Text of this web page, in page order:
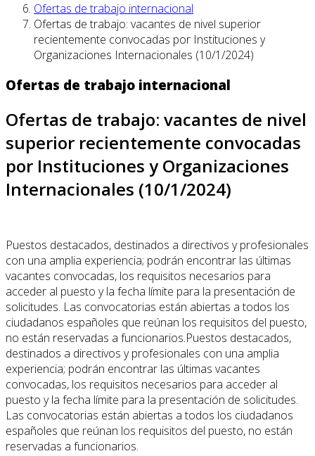
Ofertas de trabajo internacional
Ofertas de trabajo: vacantes de nivel superior
recientemente convocadas por Instituciones y
Organizaciones Internacionales (10/1/2024)
Ofertas de trabajo internacional
Ofertas de trabajo: vacantes de nivel
superior recientemente convocadas
por Instituciones y Organizaciones
Internacionales (10/1/2024)
Puestos destacados, destinados a directivos y profesionales
con una amplia experiencia; podrán encontrar las últimas
vacantes convocadas, los requisitos necesarios para
acceder al puesto y la fecha límite para la presentación de
solicitudes. Las convocatorias están abiertas a todos los
ciudadanos españoles que reúnan los requisitos del puesto,
no están reservadas a funcionarios.Puestos destacados,
destinados a directivos y profesionales con una amplia
experiencia; podrán encontrar las últimas vacantes
convocadas, los requisitos necesarios para acceder al
puesto y la fecha límite para la presentación de solicitudes.
Las convocatorias están abiertas a todos los ciudadanos
españoles que reúnan los requisitos del puesto, no están
reservadas a funcionarios.